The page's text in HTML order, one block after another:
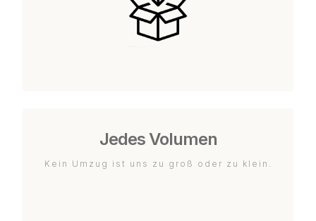
Jedes Volumen
Kein Umzug ist uns zu groß oder zu klein.